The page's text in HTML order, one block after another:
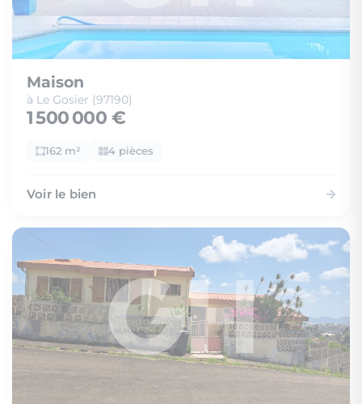
Maison
à Le Gosier (97190)
1 500 000 €
162 m² 4 pièces
Voir le bien